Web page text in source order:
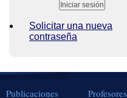
Solicitar una nueva
contraseña
Publicaciones Profesores